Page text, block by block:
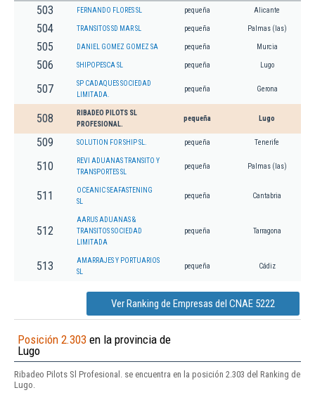
503 FERNANDO FLORES SL pequeña Alicante
504 TRANSITOS SD MAR SL pequeña Palmas (las)
505 DANIEL GOMEZ GOMEZ SA pequeña Murcia
506 SHIPOPESCA SL pequeña Lugo
507
SP CADAQUES SOCIEDAD
LIMITADA.
pequeña Gerona
508
RIBADEO PILOTS SL
PROFESIONAL.
pequeña Lugo
509 SOLUTION FOR SHIP SL. pequeña Tenerife
510
REVI ADUANAS TRANSITO Y
TRANSPORTES SL
pequeña Palmas (las)
511
OCEANIC SEAFASTENING
SL
pequeña Cantabria
512
AARUS ADUANAS &
TRANSITOS SOCIEDAD
LIMITADA
pequeña Tarragona
513
AMARRAJES Y PORTUARIOS
SL
pequeña Cádiz
Ver Ranking de Empresas del CNAE 5222
Posición 2.303 en la provincia de
Lugo
Ribadeo Pilots Sl Profesional. se encuentra en la posición 2.303 del Ranking de
Lugo.